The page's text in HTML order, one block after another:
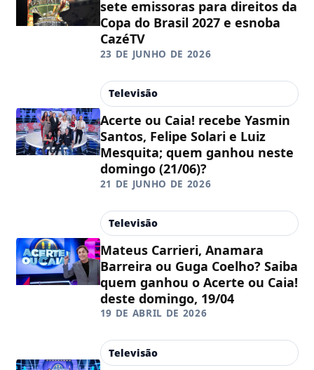
sete emissoras para direitos da
Copa do Brasil 2027 e esnoba
CazéTV
23 DE JUNHO DE 2026
Televisão
Acerte ou Caia! recebe Yasmin
Santos, Felipe Solari e Luiz
Mesquita; quem ganhou neste
domingo (21/06)?
21 DE JUNHO DE 2026
Televisão
Mateus Carrieri, Anamara
Barreira ou Guga Coelho? Saiba
quem ganhou o Acerte ou Caia!
deste domingo, 19/04
19 DE ABRIL DE 2026
Televisão